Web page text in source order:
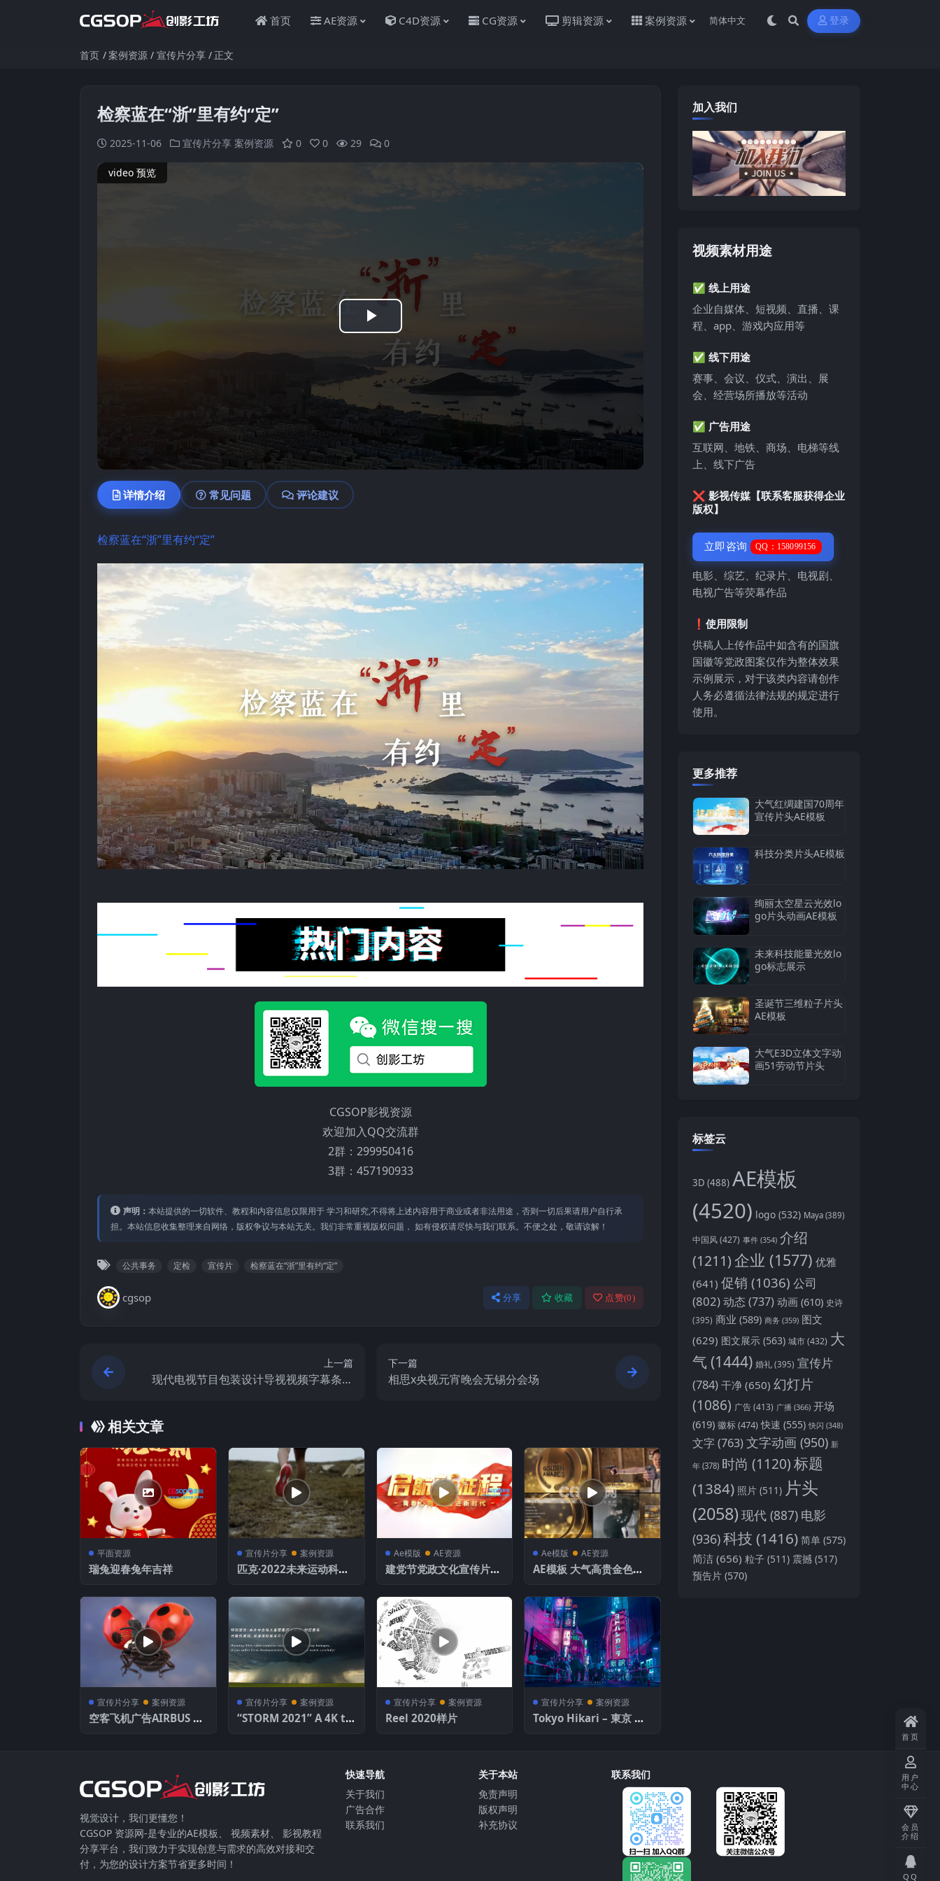
首页 AE资源 C4D资源 CG资源 剪辑资源 案例资源 登录
首页 案例资源 宣传片分享 正文
检察蓝在“浙”里有约“定”
2025-11-06 宣传片分享 案例资源 0 0 29 0
video 预览
Play
Video
详情介绍 常见问题 评论建议
检察蓝在“浙”里有约“定”
CGSOP影视资源
欢迎加入QQ交流群
2群：299950416
3群：457190933
声明： 本站提供的⼀切软件、教程和内容信息仅限⽤于 学习和研究,不得将上述内容⽤于商业或者⾮法⽤途，否则⼀切后果请⽤户⾃⾏承
担。本站信息收集整理来⾃⽹络，版权争议与本站⽆关。我们⾮常重视版权问题， 如有侵权请尽快与我们联系。不便之处，敬请谅解！
公共事务 定检 宣传片 检察蓝在“浙”里有约“定”
cgsop 分享 收藏 点赞(0)
上一篇
现代电视节目包装设计导视视频字幕条动
下一篇
相思x央视元宵晚会无锡分会场
相关文章
平面资源
瑞兔迎春兔年吉祥
宣传片分享 案例资源
匹克·2022未来运动科技
Ae模版 AE资源
建党节党政文化宣传片AE
Ae模版 AE资源
AE模板 大气高贵金色粒
包装
宣传片分享 案例资源
空客飞机广告AIRBUS H
宣传片分享 案例资源
“STORM 2021” A 4K th
宣传片分享 案例资源
Reel 2020样片
宣传片分享 案例资源
Tokyo Hikari – 東京 ひ
加入我们
视频素材用途
✅ 线上用途
企业自媒体、短视频、直播、课
程、app、游戏内应用等
✅ 线下用途
赛事、会议、仪式、演出、展
会、经营场所播放等活动
✅ 广告用途
互联网、地铁、商场、电梯等线
上、线下广告
❌ 影视传媒【联系客服获得企业
版权】
立即咨询 QQ：158099156
电影、综艺、纪录片、电视剧、
电视广告等荧幕作品
❗️使用限制
供稿人上传作品中如含有的国旗
国徽等党政图案仅作为整体效果
示例展示，对于该类内容请创作
人务必遵循法律法规的规定进行
使用。
更多推荐
大气红绸建国70周年
宣传片头AE模板
科技分类片头AE模板
绚丽太空星云光效lo
go片头动画AE模板
未来科技能量光效lo
go标志展示
圣诞节三维粒子片头
AE模板
大气E3D立体文字动
画51劳动节片头
标签云
3D (488) AE模板
(4520) logo (532) Maya (389)
中国风(427) 事件 (354) 介绍
(1211)企业 (1577) 优雅
(641) 促销 (1036) 公司
(802)动态 (737) 动画 (610) 史诗
(395) 商业 (589) 商务 (359) 图文
(629) 图文展示 (563) 城市(432) 大
气 (1444) 婚礼 (395) 宣传片
(784) 干净 (650) 幻灯片
(1086) 广告(413) 广播 (366) 开场
(619) 徽标(474) 快速 (555) 快闪 (348)
文字(763)文字动画 (950) 新
年 (378) 时尚 (1120)标题
(1384) 照片 (511) 片头
(2058) 现代 (887) 电影
(936)科技 (1416) 简单 (575)
简洁 (656) 粒子 (511) 震撼 (517)
预告片 (570)
视觉设计，我们更懂您！
CGSOP 资源网-是专业的AE模板、 视频素材、 影视教程
分享平台，我们致力于实现创意与需求的高效对接和交
付，为您的设计方案节省更多时间！
快速导航
关于我们
⼴告合作
联系我们
关于本站
免责声明
版权声明
补充协议
联系我们
首页
用户
中心
会员
介绍
QQ